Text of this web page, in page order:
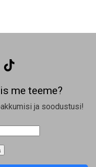
me teeme?
ja soodustusi!